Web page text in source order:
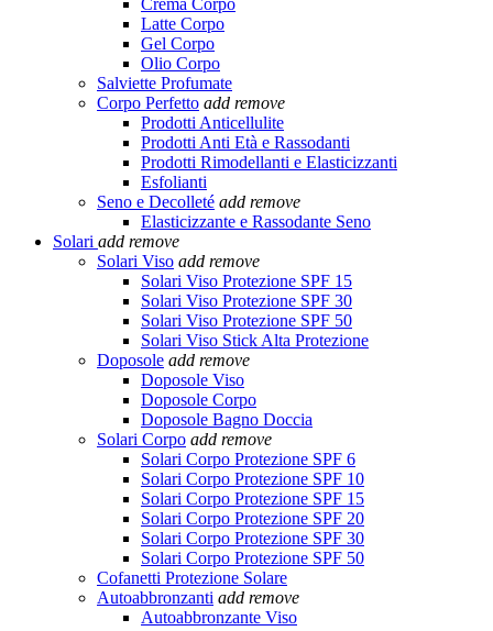
Crema Corpo
Latte Corpo
Gel Corpo
Olio Corpo
Salviette Profumate
Corpo Perfetto add remove
Prodotti Anticellulite
Prodotti Anti Età e Rassodanti
Prodotti Rimodellanti e Elasticizzanti
Esfolianti
Seno e Decolleté add remove
Elasticizzante e Rassodante Seno
Solari add remove
Solari Viso add remove
Solari Viso Protezione SPF 15
Solari Viso Protezione SPF 30
Solari Viso Protezione SPF 50
Solari Viso Stick Alta Protezione
Doposole add remove
Doposole Viso
Doposole Corpo
Doposole Bagno Doccia
Solari Corpo add remove
Solari Corpo Protezione SPF 6
Solari Corpo Protezione SPF 10
Solari Corpo Protezione SPF 15
Solari Corpo Protezione SPF 20
Solari Corpo Protezione SPF 30
Solari Corpo Protezione SPF 50
Cofanetti Protezione Solare
Autoabbronzanti add remove
Autoabbronzante Viso